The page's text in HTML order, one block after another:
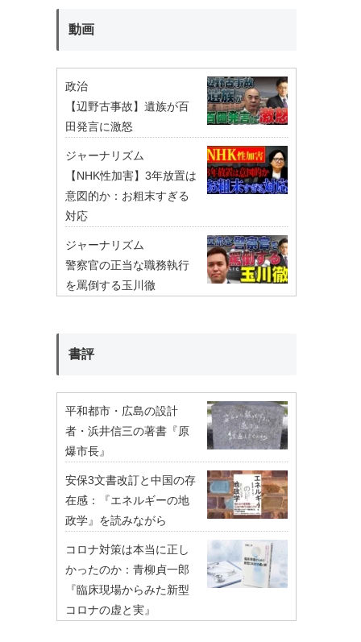
動画
政治
【辺野古事故】遺族が百
田発言に激怒
ジャーナリズム
【NHK性加害】3年放置は
意図的か：お粗末すぎる
対応
ジャーナリズム
警察官の正当な職務執行
を罵倒する玉川徹
書評
平和都市・広島の設計
者・浜井信三の著書『原
爆市長』
安保3文書改訂と中国の存
在感：『エネルギーの地
政学』を読みながら
コロナ対策は本当に正し
かったのか：青柳貞一郎
『臨床現場からみた新型
コロナの虚と実』